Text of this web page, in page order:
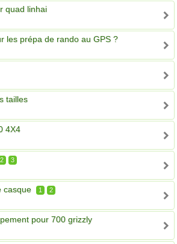
quad linhai
les prépa de rando au GPS ?
tailles
4X4
2
3
casque 1
2
pour 700 grizzly